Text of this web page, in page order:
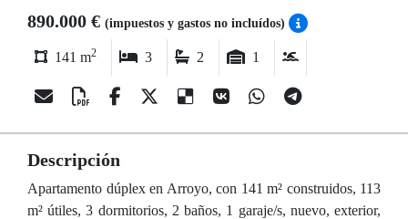
890.000 € (impuestos y gastos no incluídos)
141 m2 3 2 1
Descripción
Apartamento dúplex en Arroyo, con 141 m² construidos, 113
m² útiles, 3 dormitorios, 2 baños, 1 garaje/s, nuevo, exterior,